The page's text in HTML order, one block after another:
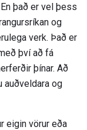
það er vel þess
og
verk. Það er
því að fá
þínar. Að
auðveldara og
eigin vörur eða